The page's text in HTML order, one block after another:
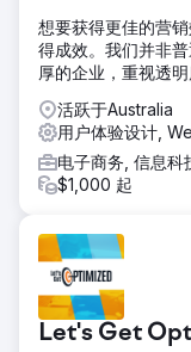
想要获得更佳的营
得成效。我们并非
厚的企业，重视透
活跃于Australia
用户体验设计,
电子商务, 信息科
$1,000 起
Let's Get